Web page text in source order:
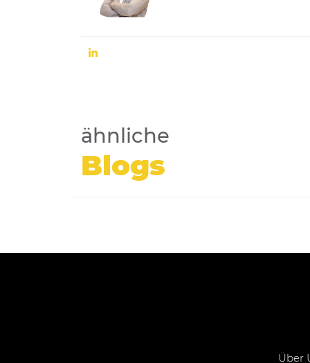
ähnliche
Blogs
Über